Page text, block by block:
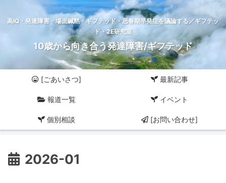
高IQ・発達障害・場面緘黙・ギフテッド・思春期早発症を議論する／ギフテッ
ド・2E研究室
10歳から向き合う発達障害/ギフテッド
[ごあいさつ] 最新記事
報道一覧 イベント
個別相談 [お問い合わせ]
2026-01